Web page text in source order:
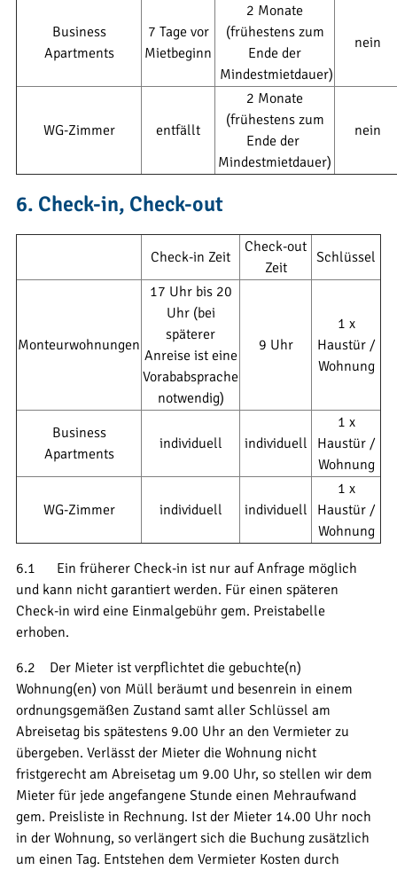
Business
Apartments
7 Tage vor
Mietbeginn
2 Monate
(frühestens zum
Ende der
Mindestmietdauer)
nein
WG-Zimmer entfällt
2 Monate
(frühestens zum
Ende der
Mindestmietdauer)
nein
6. Check-in, Check-out
Check-in Zeit
Check-out
Zeit
Schlüssel
Monteurwohnungen
17 Uhr bis 20
Uhr (bei
späterer
Anreise ist eine
Vorababsprache
notwendig)
9 Uhr
1 x
Haustür /
Wohnung
Business
Apartments
individuell individuell
1 x
Haustür /
Wohnung
WG-Zimmer individuell individuell
1 x
Haustür /
Wohnung
6.1 Ein früherer Check-in ist nur auf Anfrage möglich
und kann nicht garantiert werden. Für einen späteren
Check-in wird eine Einmalgebühr gem. Preistabelle
erhoben.
6.2 Der Mieter ist verpflichtet die gebuchte(n)
Wohnung(en) von Müll beräumt und besenrein in einem
ordnungsgemäßen Zustand samt aller Schlüssel am
Abreisetag bis spätestens 9.00 Uhr an den Vermieter zu
übergeben. Verlässt der Mieter die Wohnung nicht
fristgerecht am Abreisetag um 9.00 Uhr, so stellen wir dem
Mieter für jede angefangene Stunde einen Mehraufwand
gem. Preisliste in Rechnung. Ist der Mieter 14.00 Uhr noch
in der Wohnung, so verlängert sich die Buchung zusätzlich
um einen Tag. Entstehen dem Vermieter Kosten durch